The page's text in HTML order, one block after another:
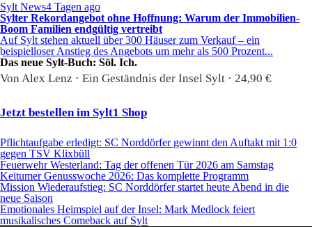
Sylt News4 Tagen ago
Sylter Rekordangebot ohne Hoffnung: Warum der Immobilien-
Boom Familien endgültig vertreibt
Auf Sylt stehen aktuell über 300 Häuser zum Verkauf – ein
beispielloser Anstieg des Angebots um mehr als 500 Prozent...
Das neue Sylt-Buch: Söl. Ich.
Von Alex Lenz · Ein Geständnis der Insel Sylt · 24,90 €
Jetzt bestellen im Sylt1 Shop
Pflichtaufgabe erledigt: SC Norddörfer gewinnt den Auftakt mit 1:0
gegen TSV Klixbüll
Feuerwehr Westerland: Tag der offenen Tür 2026 am Samstag
Keitumer Genusswoche 2026: Das komplette Programm
Mission Wiederaufstieg: SC Norddörfer startet heute Abend in die
neue Saison
Emotionales Heimspiel auf der Insel: Mark Medlock feiert
musikalisches Comeback auf Sylt